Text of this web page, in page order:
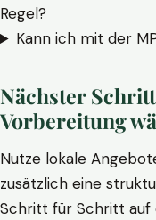
Regel?
Kann ich mit der
Nächster
Vorbereitung
Nutze lokale
zusätzlich eine
Schritt für Schritt auf